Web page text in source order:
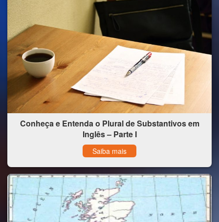
Conheça e Entenda o Plural de Substantivos em
Inglês – Parte I
Saiba mais